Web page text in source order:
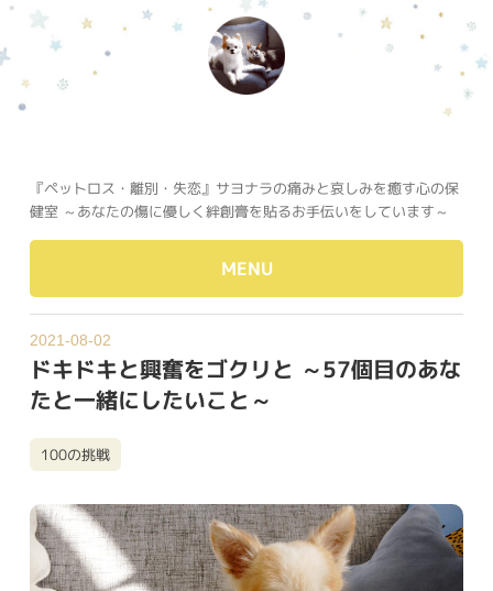
『ペットロス・離別・失恋』サヨナラの痛みと哀しみを癒す心の保
健室 ～あなたの傷に優しく絆創膏を貼るお手伝いをしています～
MENU
2021-08-02
ドキドキと興奮をゴクリと ～57個目のあな
たと一緒にしたいこと～
100の挑戦